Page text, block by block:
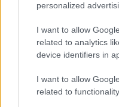
personalized
I want to allow
related to analytics
device identifiers in
I want to allow
related to